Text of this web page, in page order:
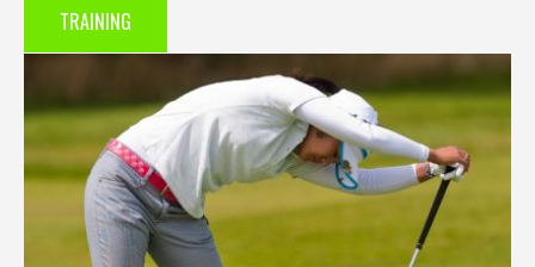
TRAINING